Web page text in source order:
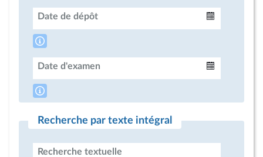
Date de dépôt
Date d'examen
Recherche par texte intégral
Recherche textuelle